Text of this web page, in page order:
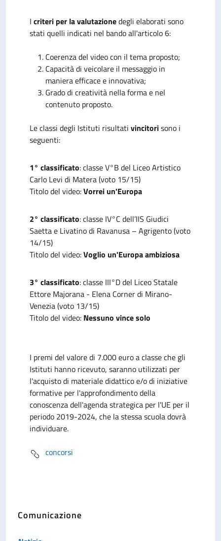
I criteri per la valutazionedegli elaborati sono
stati quelli indicati nel bando all'articolo 6:
Coerenza del video con il tema proposto;
Capacità di veicolare il messaggio in
maniera efficace e innovativa;
Grado di creatività nella forma e nel
contenuto proposto.
Le classi degli Istituti risultati vincitorisono i
seguenti:
1° classificato: classe V°B del Liceo Artistico
Carlo Levi di Matera (voto 15/15)
Titolo del video:Vorrei un'Europa
2° classificato: classe IV°C dell’IIS Giudici
Saetta e Livatino di Ravanusa – Agrigento (voto
14/15)
Titolo del video:Voglio un'Europa ambiziosa
3° classificato: classe III°D del Liceo Statale
Ettore Majorana - Elena Corner di Mirano-
Venezia (voto 13/15)
Titolo del video: Nessuno vince solo
I premi del valore di 7.000 euro a classe che gli
Istituti hanno ricevuto, saranno utilizzati per
l'acquisto di materiale didattico e/o di iniziative
formative per l'approfondimento della
conoscenza dell'agenda strategica per l'UE per il
periodo 2019-2024, che la stessa scuola dovrà
individuare.
concorsi
Comunicazione